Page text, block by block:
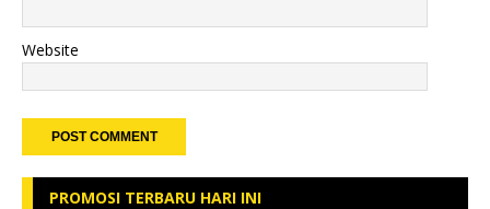
Website
PROMOSI TERBARU HARI INI